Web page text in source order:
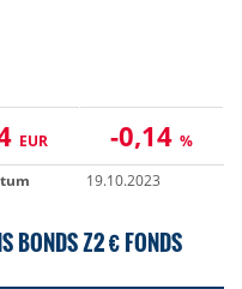
EUR -0,14 %
19.10.2023
BONDS Z2 € FONDS